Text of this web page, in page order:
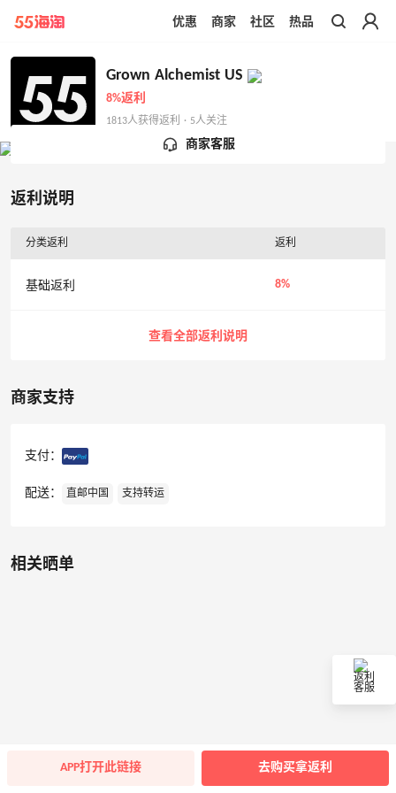
带你去官网买正品
优惠 商家 社区 热品
Grown Alchemist US
8%返利
1813人获得返利 · 5人关注
商家客服
返利说明
分类返利 返利
基础返利 8%
查看全部返利说明
商家支持
支付：
配送： 直邮中国 支持转运
相关晒单
返利
客服
APP打开此链接 去购买拿返利